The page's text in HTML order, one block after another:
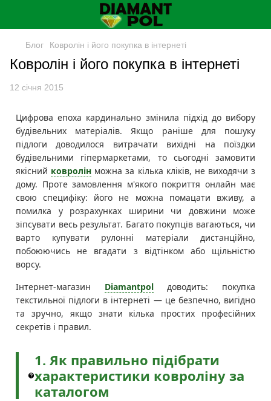
Блог Ковролін і його покупка в інтернеті
Ковролін і його покупка в інтернеті
12 січня 2015
Цифрова епоха кардинально змінила підхід до вибору
будівельних матеріалів. Якщо раніше для пошуку
підлоги доводилося витрачати вихідні на поїздки
будівельними гіпермаркетами, то сьогодні замовити
якісний ковролін можна за кілька кліків, не виходячи з
дому. Проте замовлення м'якого покриття онлайн має
свою специфіку: його не можна помацати вживу, а
помилка у розрахунках ширини чи довжини може
зіпсувати весь результат. Багато покупців вагаються, чи
варто купувати рулонні матеріали дистанційно,
побоюючись не вгадати з відтінком або щільністю
ворсу.
Інтернет-магазин Diamantpolдоводить: покупка
текстильної підлоги в інтернеті — це безпечно, вигідно
та зручно, якщо знати кілька простих професійних
секретів і правил.
1. Як правильно підібрати
характеристики ковроліну за
каталогом